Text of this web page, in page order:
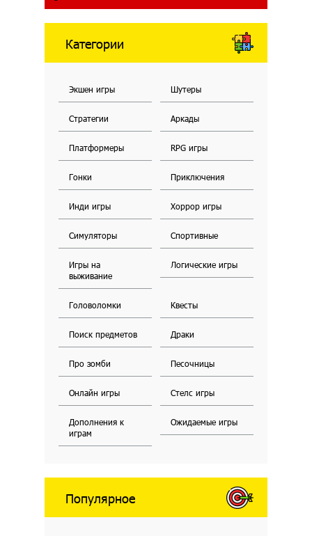
Категории
Экшен игры Шутеры
Стратегии Аркады
Платформеры RPG игры
Гонки Приключения
Инди игры Хоррор игры
Симуляторы Спортивные
Игры на
выживание
Логические игры
Головоломки Квесты
Поиск предметов Драки
Про зомби Песочницы
Онлайн игры Стелс игры
Дополнения к
играм
Ожидаемые игры
Популярное